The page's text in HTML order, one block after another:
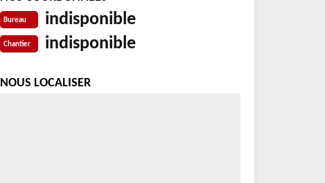
Bureau indisponible
Chantier indisponible
NOUS LOCALISER